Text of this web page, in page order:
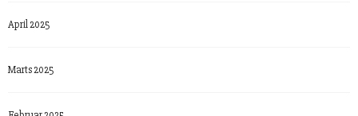
April 2025
Marts 2025